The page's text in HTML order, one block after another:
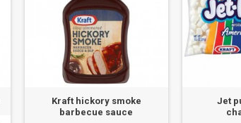
Kraft hickory smoke
barbecue sauce
Jet